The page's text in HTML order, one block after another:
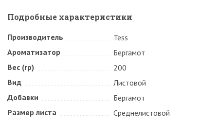
Подробные характеристики
Производитель
Tess
Ароматизатор
Бергамот
Вес (гр)
200
Вид
Листовой
Добавки
Бергамот
Размер листа
Среднелистовой